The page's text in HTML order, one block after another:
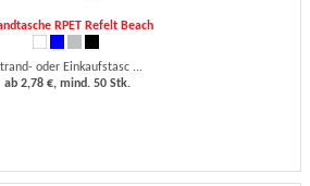
RPET Refelt Beach
oder Einkaufstasc ...
ab 2,78 €, mind. 50 Stk.